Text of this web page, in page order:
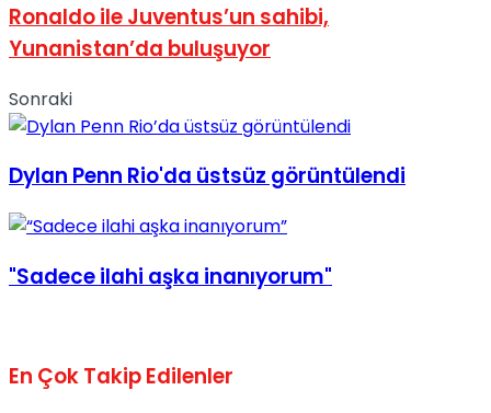
Ronaldo ile Juventus’un sahibi,
Yunanistan’da buluşuyor
Sonraki
Dylan Penn Rio'da üstsüz görüntülendi
"Sadece ilahi aşka inanıyorum"
En Çok Takip Edilenler